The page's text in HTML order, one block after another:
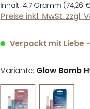
Inhalt: 4.7 Gramm (74,26
Preise inkl. MwSt. zzgl.
Verpackt mit Liebe
Variante: Glow Bomb